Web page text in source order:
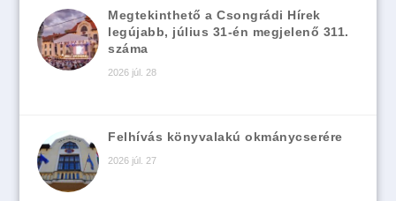
Megtekinthető a Csongrádi Hírek
legújabb, július 31-én megjelenő 311.
száma
2026 júl. 28
Felhívás könyvalakú okmánycserére
2026 júl. 27